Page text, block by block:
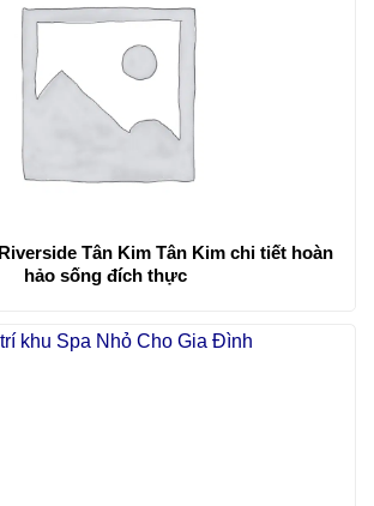
Tân Kim Tân Kim chi tiết hoàn
hảo sống đích thực